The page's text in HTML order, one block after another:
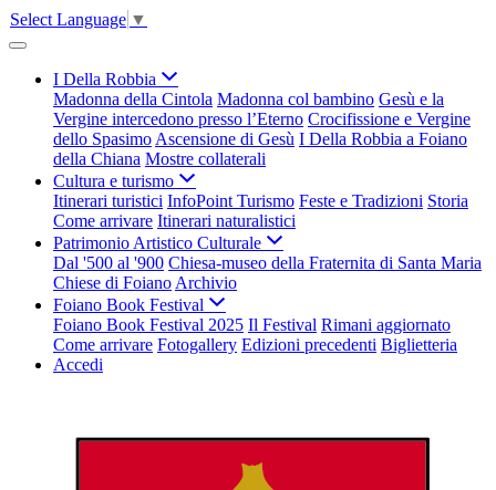
Select Language ▼
I Della Robbia
Madonna della Cintola Madonna col bambino Gesù e la
Vergine intercedono presso l’Eterno Crocifissione e Vergine
dello Spasimo Ascensione di Gesù I Della Robbia a Foiano
della Chiana Mostre collaterali
Cultura e turismo
Itinerari turistici InfoPoint Turismo Feste e Tradizioni Storia
Come arrivare Itinerari naturalistici
Patrimonio Artistico Culturale
Dal '500 al '900 Chiesa-museo della Fraternita di Santa Maria
Chiese di Foiano Archivio
Foiano Book Festival
Foiano Book Festival 2025 Il Festival Rimani aggiornato
Come arrivare Fotogallery Edizioni precedenti Biglietteria
Accedi